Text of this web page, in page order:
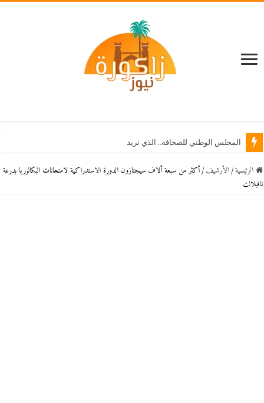
المجلس الوطني للصحافة.. الذي نريد
الرئيسية / اﻷرشيف /أكثر من سبعة ألاف سيجتازون الدورة الاستدراكية لامتحانات البكالوريا بدرعة
تافيلالت